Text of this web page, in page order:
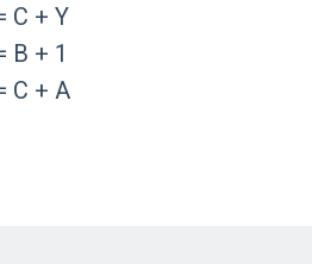
C + Y
B + 1
C + A